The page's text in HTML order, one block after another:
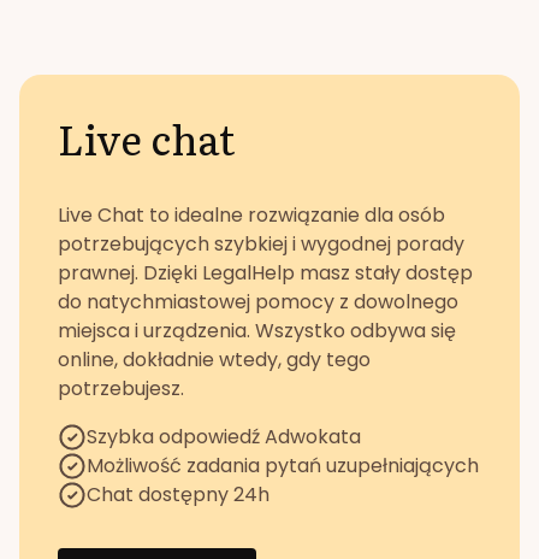
Live chat
Live Chat to idealne rozwiązanie dla osób
potrzebujących szybkiej i wygodnej porady
prawnej. Dzięki LegalHelp masz stały dostęp
do natychmiastowej pomocy z dowolnego
miejsca i urządzenia. Wszystko odbywa się
online, dokładnie wtedy, gdy tego
potrzebujesz.
Szybka odpowiedź Adwokata
Możliwość zadania pytań uzupełniających
Chat dostępny 24h